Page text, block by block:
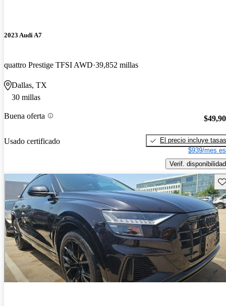
2023 Audi A7
quattro Prestige TFSI AWD 39,852 millas
Dallas, TX
30 millas
Buena oferta
Usado certificado
El precio incluye tasas
$939/mes
Verif. disponibilidad